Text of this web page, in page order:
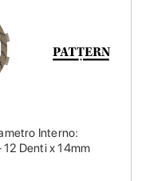
Interno:
Denti x 14mm